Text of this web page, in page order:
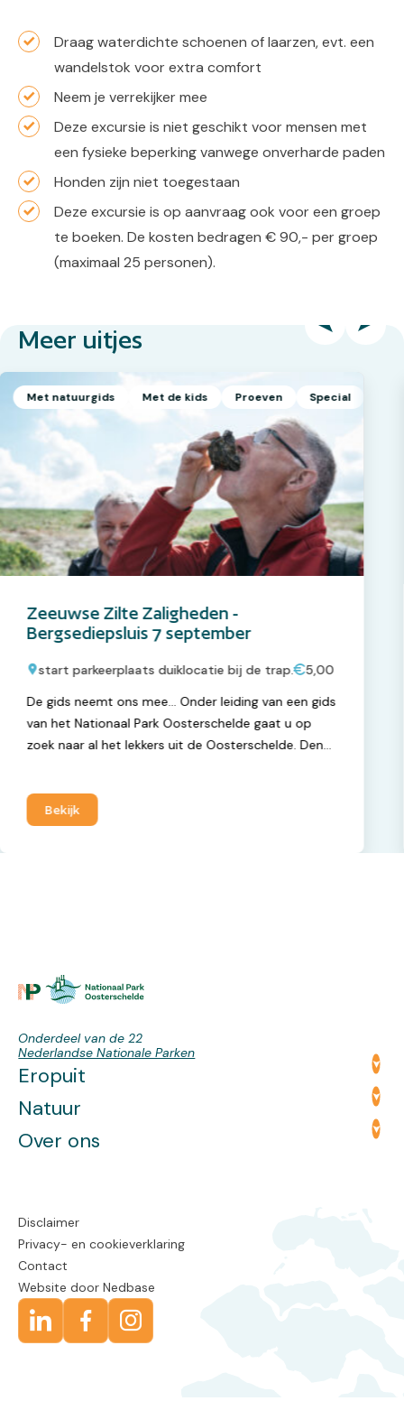
Draag waterdichte schoenen of laarzen, evt. een
wandelstok voor extra comfort
Neem je verrekijker mee
Deze excursie is niet geschikt voor mensen met
een fysieke beperking vanwege onverharde paden
Honden zijn niet toegestaan
Deze excursie is op aanvraag ook voor een groep
te boeken. De kosten bedragen € 90,- per groep
(maximaal 25 personen).
Meer uitjes
Met natuurgids Met de kids Proeven Special
Zeeuwse Zilte Zaligheden -
Bergsediepsluis 7 september
start parkeerplaats duiklocatie bij de trap.
5,00
De gids neemt ons mee… Onder leiding van een gids
van het Nationaal Park Oosterschelde gaat u op
zoek naar al het lekkers uit de Oosterschelde. Denk
Bekijk
Onderdeel van de 22
Nederlandse Nationale Parken
Eropuit
Natuur
Over ons
Disclaimer
Privacy- en cookieverklaring
Contact
Website doorNedbase